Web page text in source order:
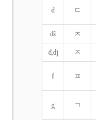
d ㄷ
dž ㅈ
đ,dj ㅈ
f ㅍ
g ㄱ